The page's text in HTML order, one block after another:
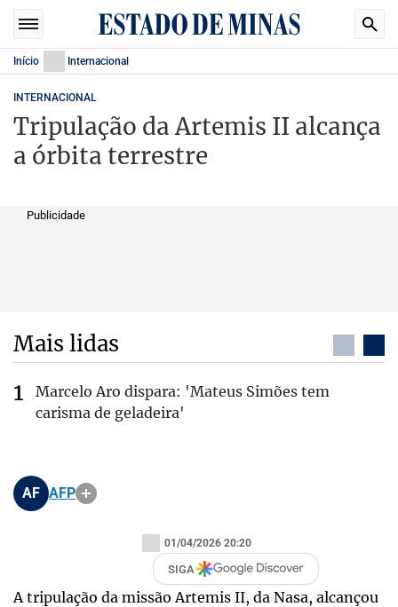
Início Internacional
INTERNACIONAL
Tripulação da Artemis II alcança
a órbita terrestre
Publicidade
Mais lidas
Marcelo Aro dispara: 'Mateus Simões tem
carisma de geladeira'
AF AFP
01/04/2026 20:20
SIGA
A tripulação da missão Artemis II, da Nasa, alcançou